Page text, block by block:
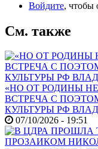
Войдите, чтобы
См. также
«НО ОТ РОДИНЫ
ВСТРЕЧА С
КУЛЬТУРЫ РФ
07/10/2026 - 19:51